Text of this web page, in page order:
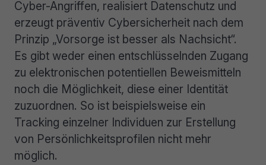
Cyber-Angriffen, realisiert Datenschutz und
erzeugt präventiv Cybersicherheit nach dem
Prinzip „Vorsorge ist besser als Nachsicht“.
Es gibt weder einen entschlüsselnden Zugang
zu elektronischen potentiellen Beweismitteln
noch die Möglichkeit, diese einer Identität
zuzuordnen. So ist beispielsweise ein
Tracking einzelner Individuen zur Erstellung
von Persönlichkeitsprofilen nicht mehr
möglich.